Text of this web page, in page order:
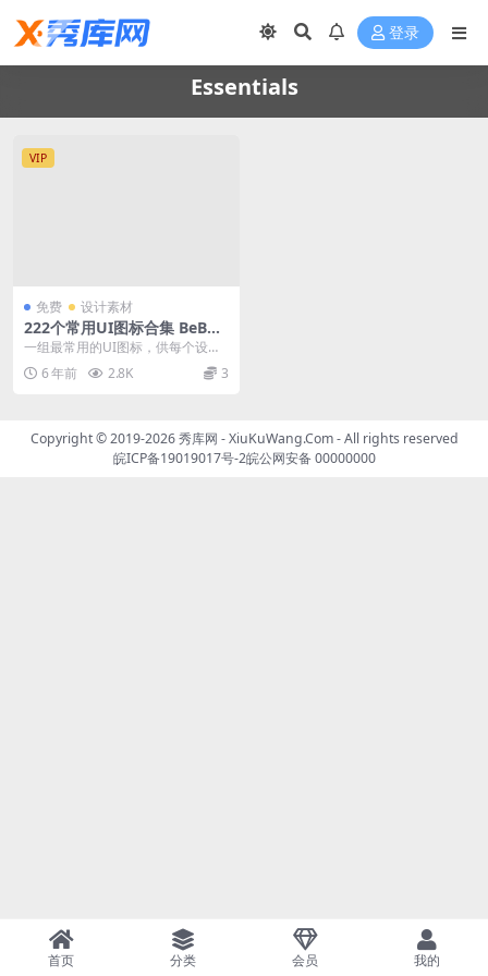
登录
Essentials
VIP
免费 设计素材
222个常用UI图标合集 BeBol
d Essentials UI Icon Pack
一组最常用的UI图标，供每个设计
师使用，包含在图标中的图标是任
何UI设计都需要的...
6 年前 2.8K 3
Copyright © 2019-2026秀库网 - XiuKuWang.Com- All rights reserved
皖ICP备19019017号-2皖公网安备 00000000
首页 分类 会员 我的